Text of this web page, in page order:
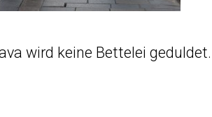
wird keine Bettelei geduldet.